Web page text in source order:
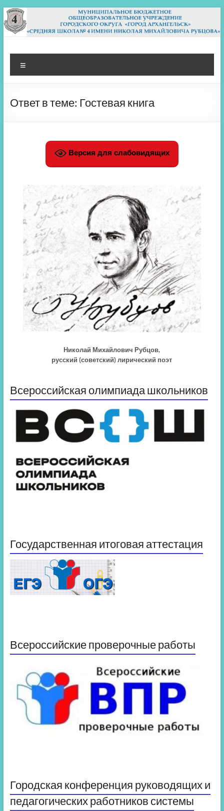
Перейти
к
содержимому
МБОУ СШ 4
Архангельск
Ответ в теме: Гостевая книга
Версия для слабовидящих
Николай Михайлович Рубцов,
русский (советский) лирический поэт
Всероссийская олимпиада школьников
Государственная итоговая аттестация
Всероссийские проверочные работы
Городская конференция руководящих и
педагогических работников системы